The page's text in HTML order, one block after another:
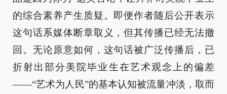
的综合素养产生质疑。即便作者随后公开表示
这句话系媒体断章取义，但其传播已经无法撤
回。无论原意如何，这句话被广泛传播后，已
折射出部分美院毕业生在艺术观念上的偏差
——“艺术为人民”的基本认知被流量冲淡，取而